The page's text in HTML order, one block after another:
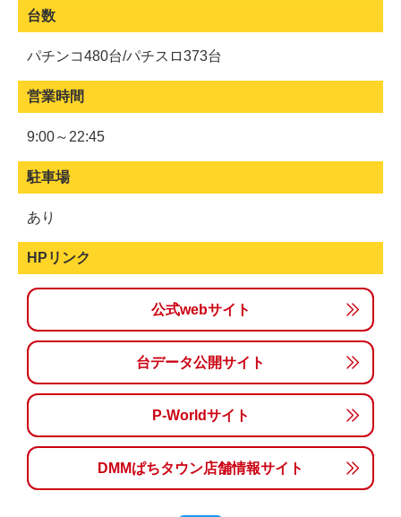
台数
パチンコ480台/パチスロ373台
営業時間
9:00～22:45
駐車場
あり
HPリンク
公式webサイト
台データ公開サイト
P-Worldサイト
DMMぱちタウン店舗情報サイト